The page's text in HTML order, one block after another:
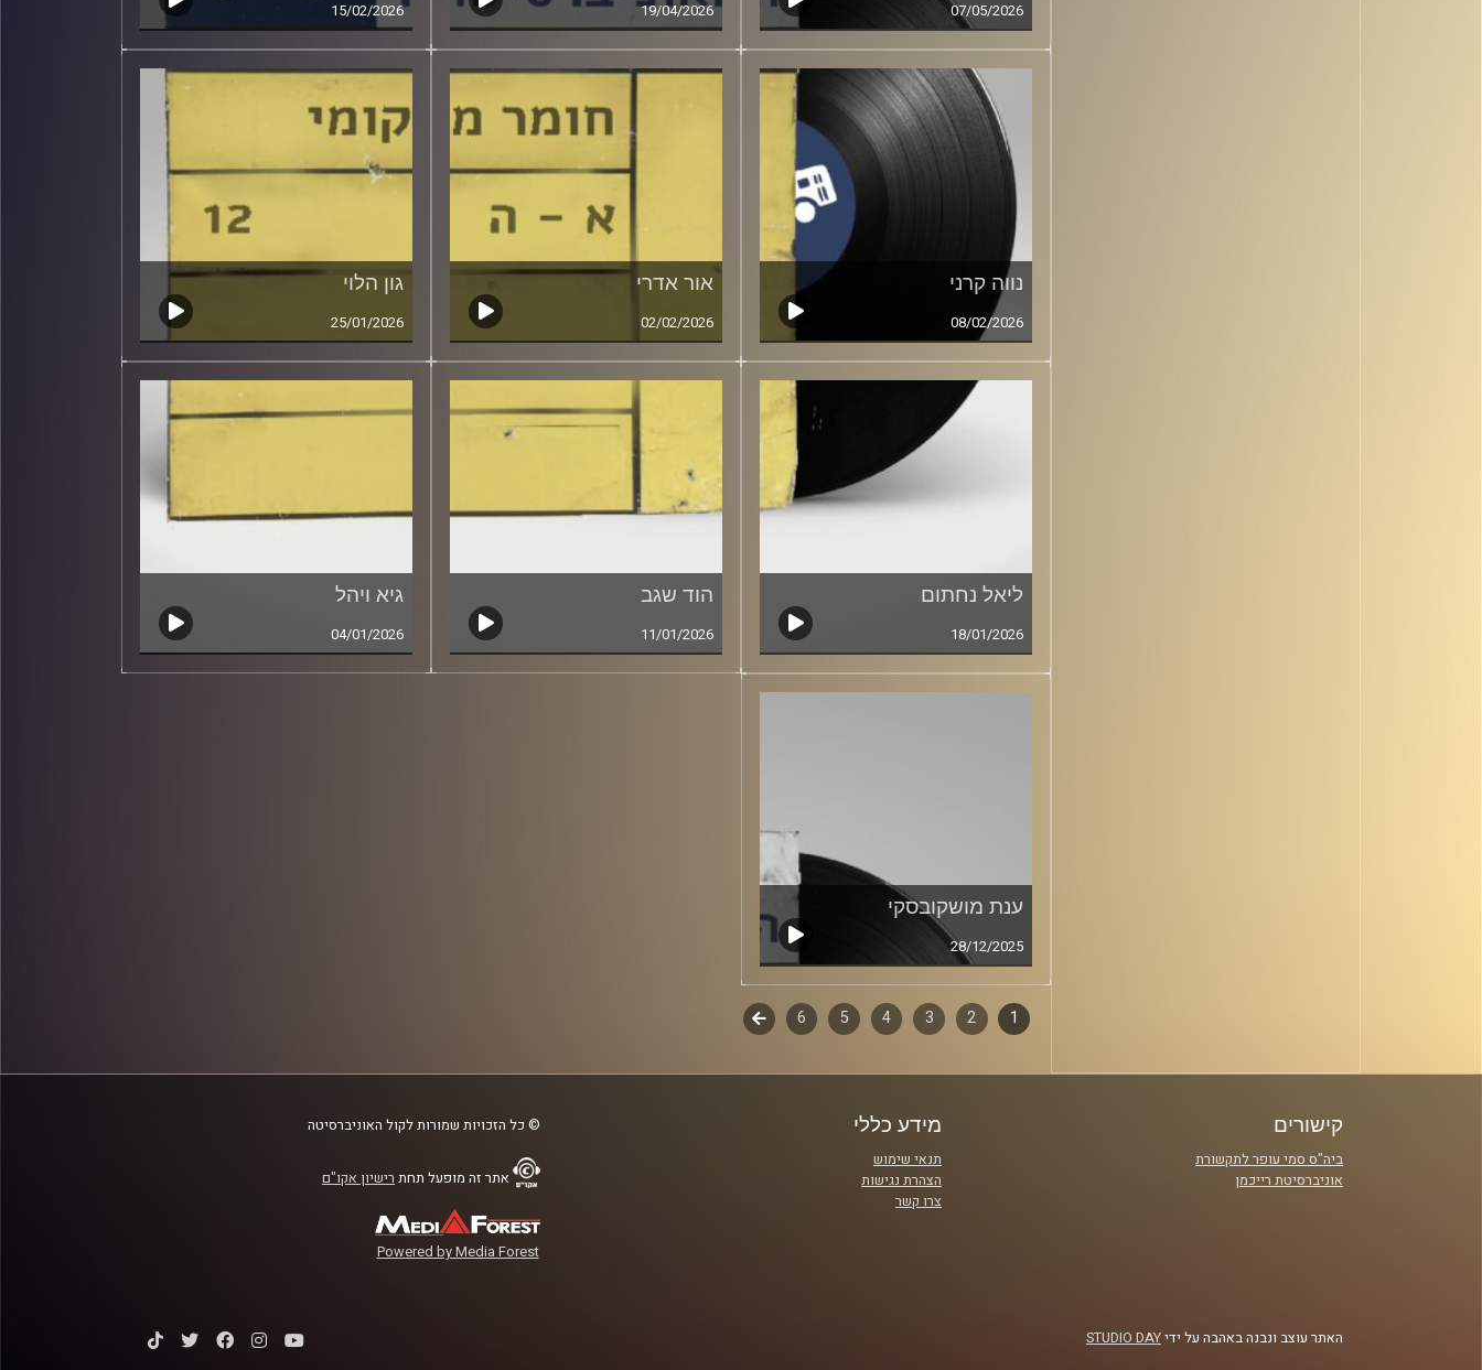
07/05/2026
19/04/2026
15/02/2026
נווה קרני
08/02/2026
אור אדרי
02/02/2026
גון הלוי
25/01/2026
ליאל נחתום
18/01/2026
הוד שגב
11/01/2026
גיא ויהל
04/01/2026
ענת מושקובסקי
28/12/2025
סגירה
דפדוף
1
2
3
4
5
6
לשלב
קישורים
ביה"ס סמי עופר לתקשורת
אוניברסיטת רייכמן
מידע כללי
תנאי שימוש
הצהרת נגישות
צרו קשר
© כל הזכויות שמורות לקול האוניברסיטה
אתר זה מופעל תחת רישיון אקו"ם
Powered by Media Forest
האתר עוצב ונבנה באהבה על ידיSTUDIO DAY